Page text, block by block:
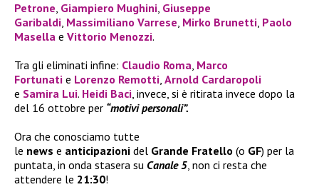
Petrone Giampiero Mughini Giuseppe
Garibaldi Massimiliano Varrese Mirko Brunetti Paolo
Masella e Vittorio Menozzi.
Tra gli eliminati infine: Claudio Roma Marco
Fortunati e Lorenzo Remotti Arnold Cardaropoli
e Samira Lui. Heidi Baci , invece, si è ritirata invece dopo la
del 16 ottobre per “motivi personali”.
Ora che conosciamo tutte
le news e anticipazioni del Grande Fratello (o GF) per la
puntata, in onda stasera su Canale 5 , non ci resta che
attendere le 21:30!